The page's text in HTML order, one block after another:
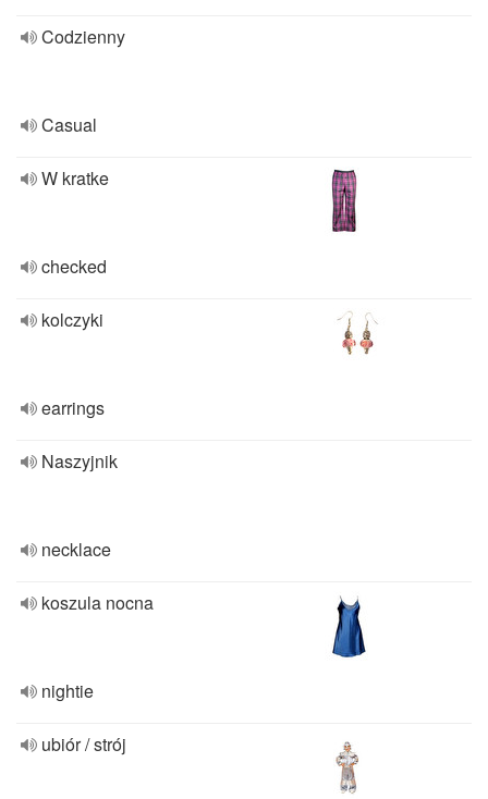
Codzienny
Casual
W kratke
checked
kolczyki
earrings
Naszyjnik
necklace
koszula nocna
nightie
ubiór / strój